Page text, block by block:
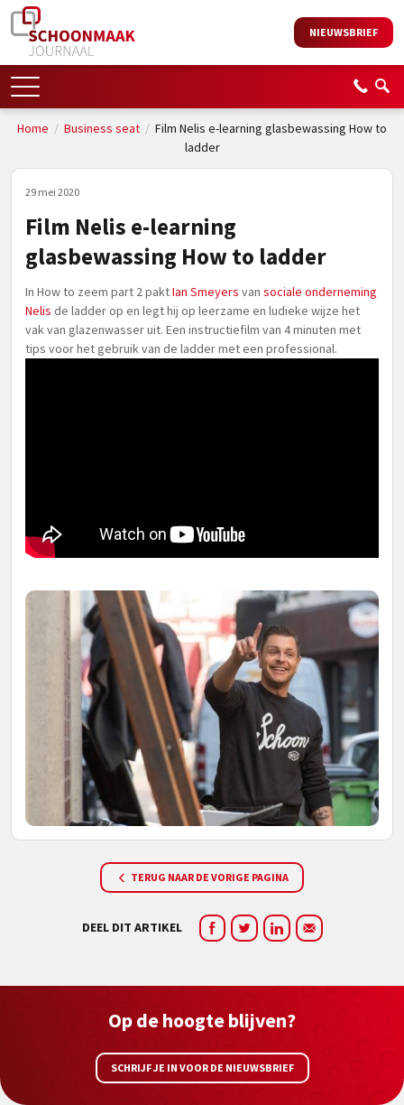
NIEUWSBRIEF
Home / Business seat / Film Nelis e-learning glasbewassing How to
ladder
29 mei 2020
Film Nelis e-learning
glasbewassing How to ladder
In How to zeem part 2 paktIan Smeyers van sociale onderneming
Nelis de ladder op en legt hij op leerzame en ludieke wijze het
vak van glazenwasser uit. Een instructiefilm van 4 minuten met
tips voor het gebruik van de ladder met een professional.
TERUG NAAR DE VORIGE PAGINA
DEEL DIT ARTIKEL
Op de hoogte blijven?
SCHRIJF JE IN VOOR DE NIEUWSBRIEF